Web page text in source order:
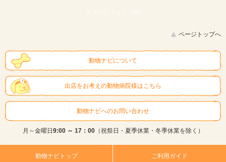
スマートフォン | PC
ページトップへ
動物ナビについて
出店をお考えの動物病院様はこちら
動物ナビへのお問い合わせ
月～金曜日 9:00 ～ 17：00（祝祭日・夏季休業・冬季休業を除く）
動物ナビトップ ご利用ガイド